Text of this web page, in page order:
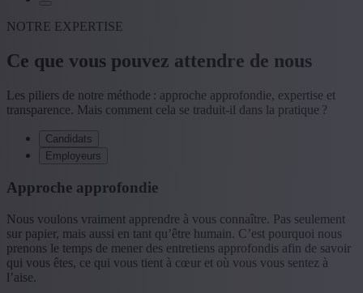
NOTRE EXPERTISE
Ce que vous pouvez attendre de nous
Les piliers de notre méthode : approche approfondie, expertise et
transparence. Mais comment cela se traduit-il dans la pratique ?
Candidats
Employeurs
Approche approfondie
Nous voulons vraiment apprendre à vous connaître. Pas seulement
sur papier, mais aussi en tant qu’être humain. C’est pourquoi nous
prenons le temps de mener des entretiens approfondis afin de savoir
qui vous êtes, ce qui vous tient à cœur et où vous vous sentez à
l’aise.